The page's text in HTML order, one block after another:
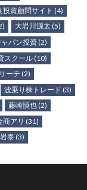
投資顧問サイト (4)
大岩川源太(5)
パン投資 (2)
スクール(10)
ーチ (2)
波乗り株トレード (3)
藤崎慎也(2)
商アリ (31)
泰(3)